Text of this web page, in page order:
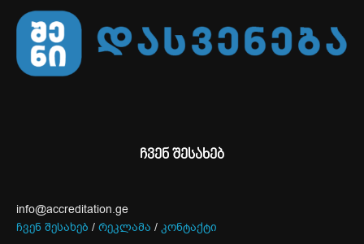
ჩვენ შესახებ
info@accreditation.ge
ჩვენ შესახებ / რეკლამა / კონტაქტი